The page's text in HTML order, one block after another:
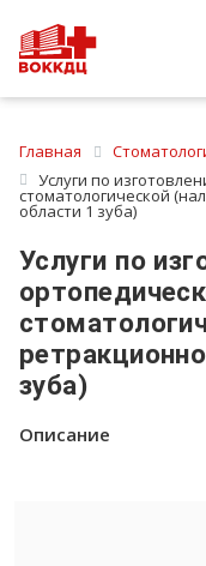
Главная
Услуги по
стоматологической
области 1 зуба)
Услуги по
зуба)
Описание